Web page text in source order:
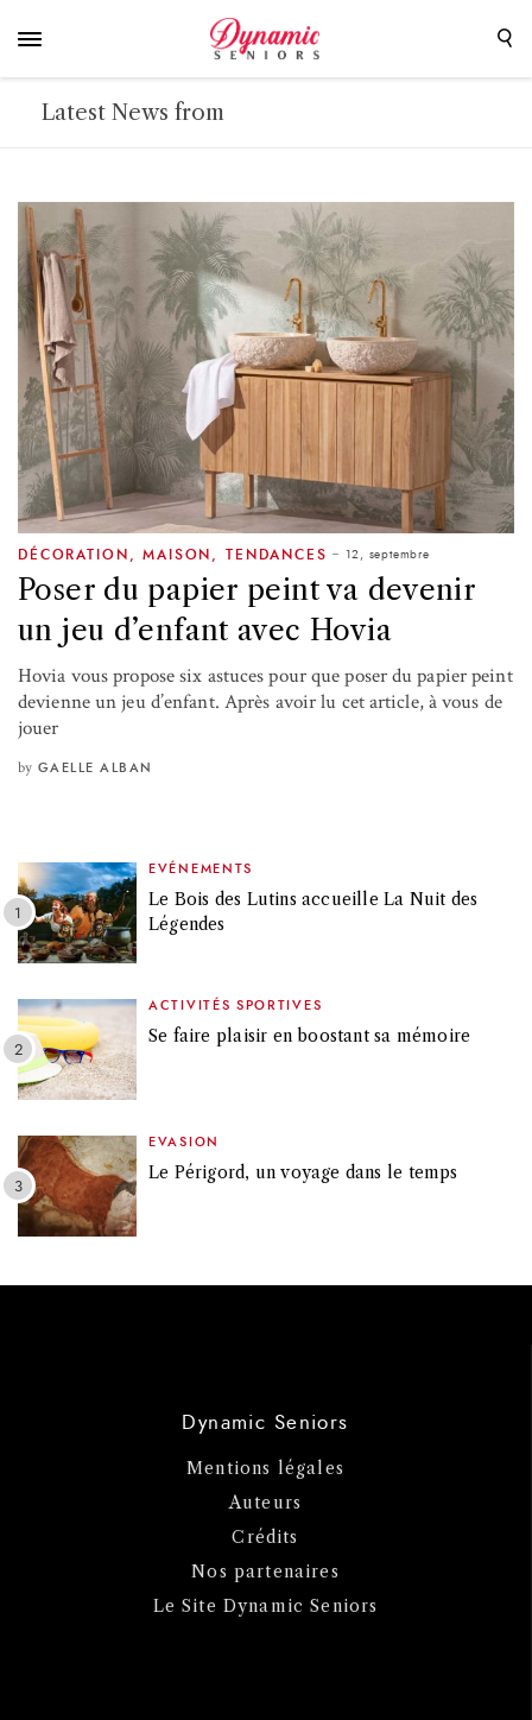
Latest News from
DÉCORATION ,MAISON ,TENDANCES 12, septembre
Poser du papier peint va devenir
un jeu d’enfant avec Hovia
Hovia vous propose six astuces pour que poser du papier peint
devienne un jeu d’enfant. Après avoir lu cet article, à vous de
jouer
by GAELLE ALBAN
EVÉNEMENTS
Le Bois des Lutins accueille La Nuit des
Légendes
ACTIVITÉS SPORTIVES
Se faire plaisir en boostant sa mémoire
EVASION
Le Périgord, un voyage dans le temps
Dynamic Seniors
Mentions légales
Auteurs
Crédits
Nos partenaires
Le Site Dynamic Seniors